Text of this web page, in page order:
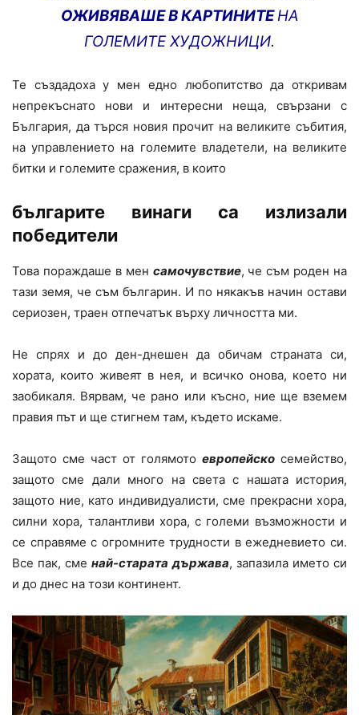
ОЖИВЯВАШЕ В КАРТИНИТЕНА
ГОЛЕМИТЕ ХУДОЖНИЦИ.
Те създадоха у мен едно любопитство да откривам
непрекъснато нови и интересни неща, свързани с
България, да търся новия прочит на великите събития,
на управлението на големите владетели, на великите
битки и големите сражения, в които
българите винаги са излизали
победители
Това пораждаше в мен самочувствие, че съм роден на
тази земя, че съм българин. И по някакъв начин остави
сериозен, траен отпечатък върху личността ми.
Не спрях и до ден-днешен да обичам страната си,
хората, които живеят в нея, и всичко онова, което ни
заобикаля. Вярвам, че рано или късно, ние ще вземем
правия път и ще стигнем там, където искаме.
Защото сме част от голямото европейско семейство,
защото сме дали много на света с нашата история,
защото ние, като индивидуалисти, сме прекрасни хора,
силни хора, талантливи хора, с големи възможности и
се справяме с огромните трудности в ежедневието си.
Все пак, сменай-старата държава, запазила името си
и до днес на този континент.